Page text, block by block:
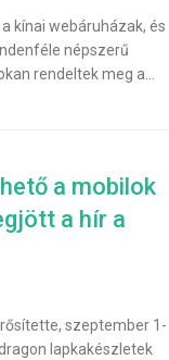
kínai webáruházak, és
népszerű
rendeltek meg a…
a mobilok
a hír a
szeptember 1-
lapkakészletek